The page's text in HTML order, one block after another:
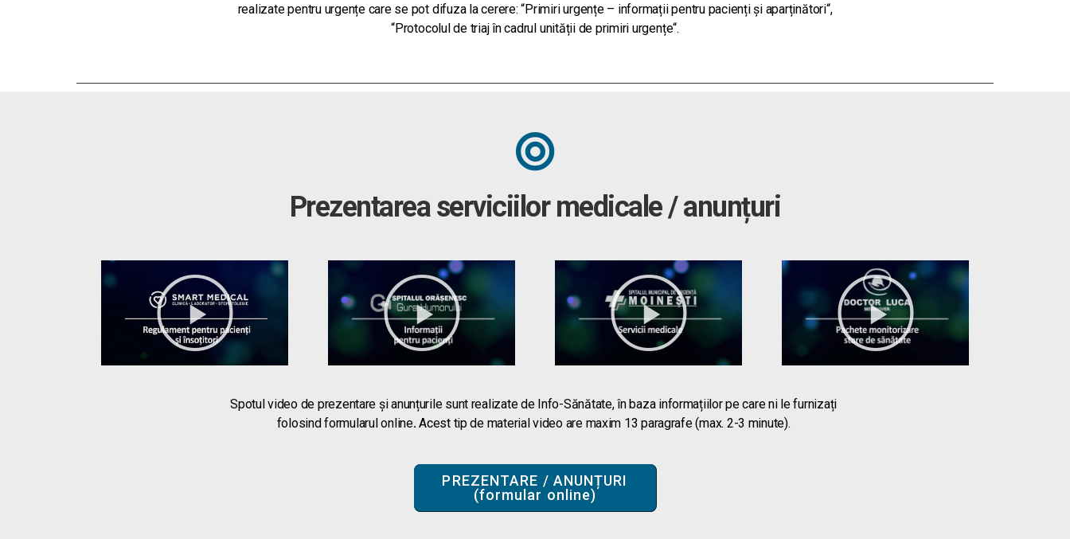
realizate pentru urgențe care se pot difuza la cerere: “Primiri urgențe – informații pentru pacienți și aparținători“,
“Protocolul de triaj în cadrul unității de primiri urgențe“.
Prezentarea serviciilor medicale / anunțuri
Spotul video de prezentare și anunțurile sunt realizate de Info-Sănătate, în baza informațiilor pe care ni le furnizați
folosind formularul online.Acest tip de material video are maxim 13 paragrafe (max. 2-3 minute).
PREZENTARE / ANUNȚURI
(formular online)